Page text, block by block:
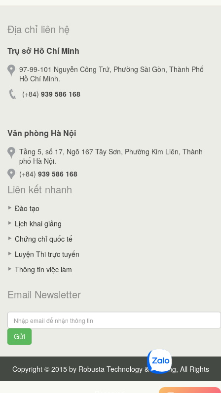
Địa chỉ liên hệ
Trụ sở Hồ Chí Minh
97-99-101 Nguyễn Công Trứ, Phường Sài Gòn, Thành Phố
Hồ Chí Minh.
(+84) 939 586 168
Văn phòng Hà Nội
Tầng 5, số 17, Ngõ 167 Tây Sơn, Phường Kim Liên, Thành
phố Hà Nội.
(+84) 939 586 168
Liên kết nhanh
Đào tạo
Lịch khai giảng
Chứng chỉ quốc tế
Luyện Thi trực tuyến
Thông tin việc làm
Email Newsletter
Gửi
Copyright © 2015 by Robusta Technology & Training, All Rights